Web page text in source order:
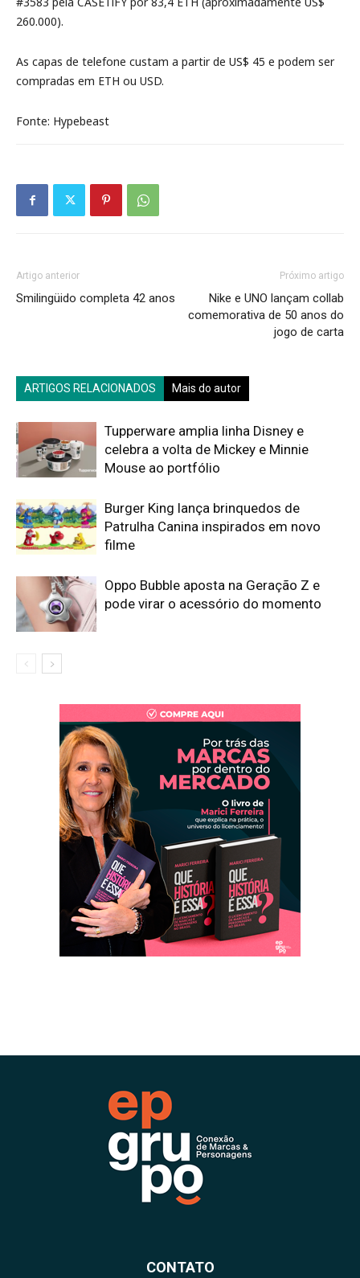
260.000).
As capas de telefone custam a partir de US$ 45 e podem ser
compradas em ETH ou USD.
Fonte: Hypebeast
Artigo anterior
Smilingüido completa 42 anos
Próximo artigo
Nike e UNO lançam collab
comemorativa de 50 anos do
jogo de carta
ARTIGOS RELACIONADOS Mais do autor
Tupperware amplia linha Disney e
celebra a volta de Mickey e Minnie
Mouse ao portfólio
Burger King lança brinquedos de
Patrulha Canina inspirados em novo
filme
Oppo Bubble aposta na Geração Z e
pode virar o acessório do momento
CONTATO